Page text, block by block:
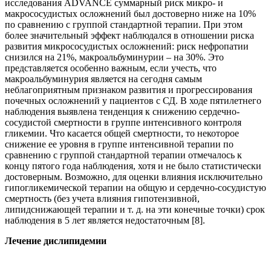
исследования ADVANCE суммарный риск микро- и
макрососудистых осложнений был достоверно ниже на 10%
по сравнению с группой стандартной терапии. При этом
более значительный эффект наблюдался в отношении риска
развития микрососудистых осложнений: риск нефропатии
снизился на 21%, макроальбуминурии – на 30%. Это
представляется особенно важным, если учесть, что
макроальбуминурия является на сегодня самым
неблагоприятным признаком развития и прогрессирования
почечных осложнений у пациентов с СД. В ходе пятилетнего
наблюдения выявлена тенденция к снижению сердечно-
сосудистой смертности в группе интенсивного контроля
гликемии. Что касается общей смертности, то некоторое
снижение ее уровня в группе интенсивной терапии по
сравнению с группой стандартной терапии отмечалось к
концу пятого года наблюдения, хотя и не было статистически
достоверным. Возможно, для оценки влияния исключительно
гипогликемической терапии на общую и сердечно-сосудистую
смертность (без учета влияния гипотензивной,
липидснижающей терапии и т. д. на эти конечные точки) срок
наблюдения в 5 лет является недостаточным [8].
Лечение дислипидемии